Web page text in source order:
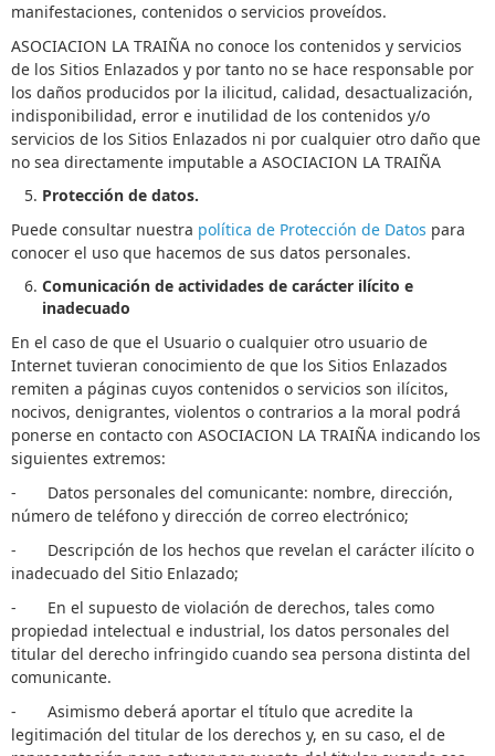
manifestaciones, contenidos o servicios proveídos.
ASOCIACION LA TRAIÑA no conoce los contenidos y servicios
de los Sitios Enlazados y por tanto no se hace responsable por
los daños producidos por la ilicitud, calidad, desactualización,
indisponibilidad, error e inutilidad de los contenidos y/o
servicios de los Sitios Enlazados ni por cualquier otro daño que
no sea directamente imputable a ASOCIACION LA TRAIÑA
Protección de datos.
Puede consultar nuestra política de Protección de Datos para
conocer el uso que hacemos de sus datos personales.
Comunicación de actividades de carácter ilícito e
inadecuado
En el caso de que el Usuario o cualquier otro usuario de
Internet tuvieran conocimiento de que los Sitios Enlazados
remiten a páginas cuyos contenidos o servicios son ilícitos,
nocivos, denigrantes, violentos o contrarios a la moral podrá
ponerse en contacto con ASOCIACION LA TRAIÑA indicando los
siguientes extremos:
- Datos personales del comunicante: nombre, dirección,
número de teléfono y dirección de correo electrónico;
- Descripción de los hechos que revelan el carácter ilícito o
inadecuado del Sitio Enlazado;
- En el supuesto de violación de derechos, tales como
propiedad intelectual e industrial, los datos personales del
titular del derecho infringido cuando sea persona distinta del
comunicante.
- Asimismo deberá aportar el título que acredite la
legitimación del titular de los derechos y, en su caso, el de